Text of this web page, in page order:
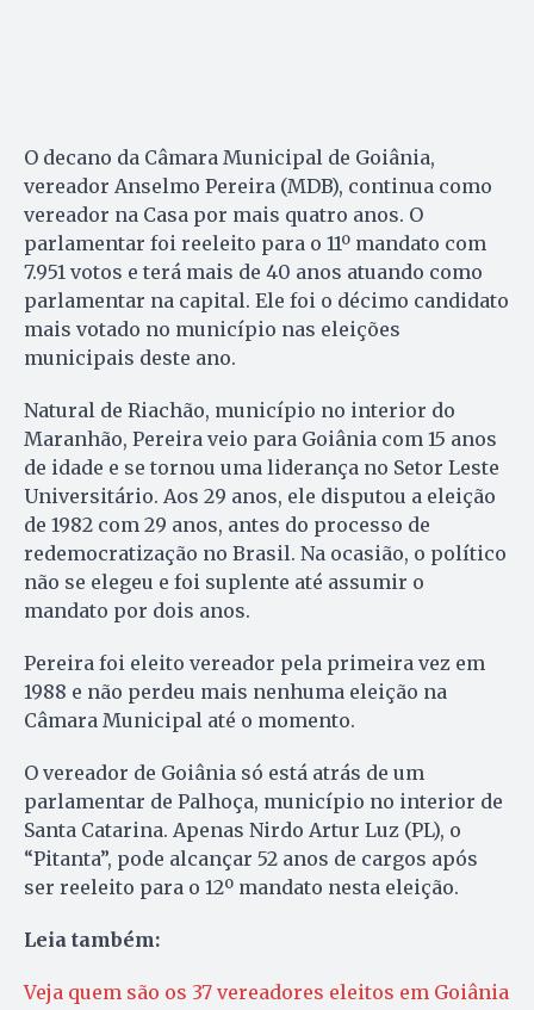
O decano da Câmara Municipal de Goiânia,
vereador Anselmo Pereira (MDB), continua como
vereador na Casa por mais quatro anos. O
parlamentar foi reeleito para o 11º mandato com
7.951 votos e terá mais de 40 anos atuando como
parlamentar na capital. Ele foi o décimo candidato
mais votado no município nas eleições
municipais deste ano.
Natural de Riachão, município no interior do
Maranhão, Pereira veio para Goiânia com 15 anos
de idade e se tornou uma liderança no Setor Leste
Universitário. Aos 29 anos, ele disputou a eleição
de 1982 com 29 anos, antes do processo de
redemocratização no Brasil. Na ocasião, o político
não se elegeu e foi suplente até assumir o
mandato por dois anos.
Pereira foi eleito vereador pela primeira vez em
1988 e não perdeu mais nenhuma eleição na
Câmara Municipal até o momento.
O vereador de Goiânia só está atrás de um
parlamentar de Palhoça, município no interior de
Santa Catarina. Apenas Nirdo Artur Luz (PL), o
“Pitanta”, pode alcançar 52 anos de cargos após
ser reeleito para o 12º mandato nesta eleição.
Leia também:
Veja quem são os 37 vereadores eleitos em Goiânia